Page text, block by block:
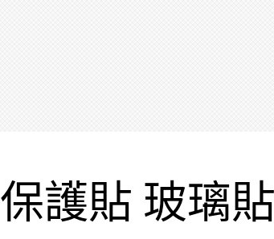
保護貼 玻璃